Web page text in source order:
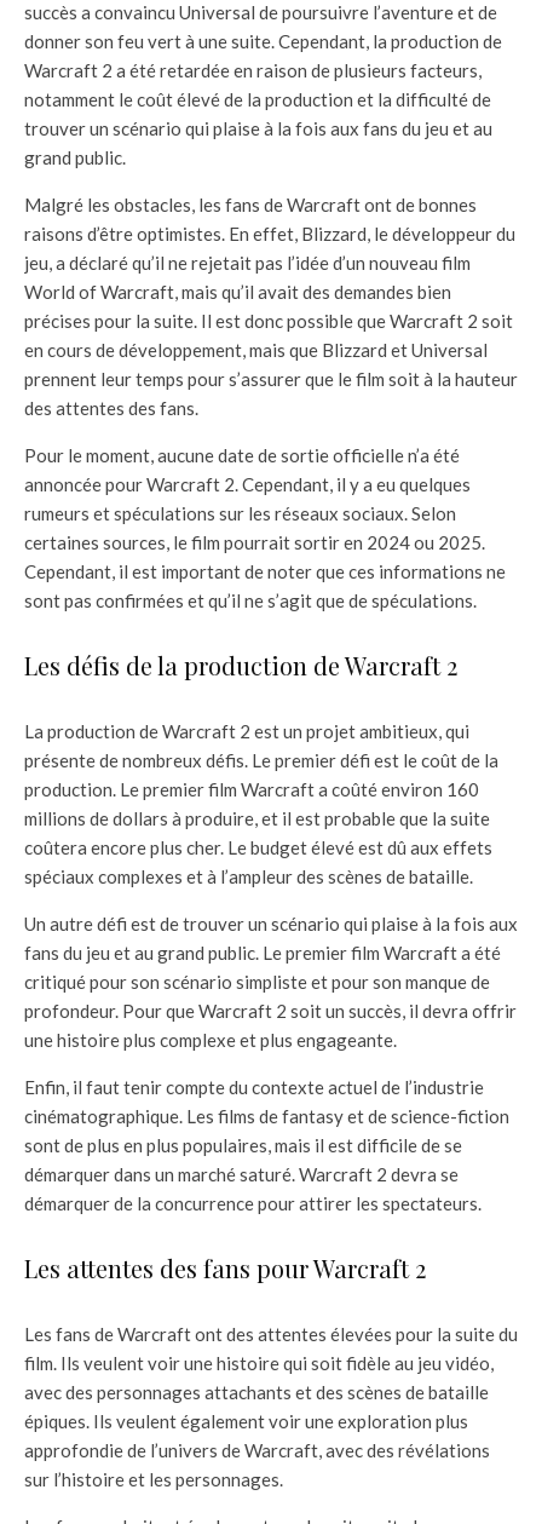
succès a convaincu Universal de poursuivre l’aventure et de
donner son feu vert à une suite. Cependant, la production de
Warcraft 2 a été retardée en raison de plusieurs facteurs,
notamment le coût élevé de la production et la difficulté de
trouver un scénario qui plaise à la fois aux fans du jeu et au
grand public.
Malgré les obstacles, les fans de Warcraft ont de bonnes
raisons d’être optimistes. En effet, Blizzard, le développeur du
jeu, a déclaré qu’il ne rejetait pas l’idée d’un nouveau film
World of Warcraft, mais qu’il avait des demandes bien
précises pour la suite. Il est donc possible que Warcraft 2 soit
en cours de développement, mais que Blizzard et Universal
prennent leur temps pour s’assurer que le film soit à la hauteur
des attentes des fans.
Pour le moment, aucune date de sortie officielle n’a été
annoncée pour Warcraft 2. Cependant, il y a eu quelques
rumeurs et spéculations sur les réseaux sociaux. Selon
certaines sources, le film pourrait sortir en 2024 ou 2025.
Cependant, il est important de noter que ces informations ne
sont pas confirmées et qu’il ne s’agit que de spéculations.
Les défis de la production de Warcraft 2
La production de Warcraft 2 est un projet ambitieux, qui
présente de nombreux défis. Le premier défi est le coût de la
production. Le premier film Warcraft a coûté environ 160
millions de dollars à produire, et il est probable que la suite
coûtera encore plus cher. Le budget élevé est dû aux effets
spéciaux complexes et à l’ampleur des scènes de bataille.
Un autre défi est de trouver un scénario qui plaise à la fois aux
fans du jeu et au grand public. Le premier film Warcraft a été
critiqué pour son scénario simpliste et pour son manque de
profondeur. Pour que Warcraft 2 soit un succès, il devra offrir
une histoire plus complexe et plus engageante.
Enfin, il faut tenir compte du contexte actuel de l’industrie
cinématographique. Les films de fantasy et de science-fiction
sont de plus en plus populaires, mais il est difficile de se
démarquer dans un marché saturé. Warcraft 2 devra se
démarquer de la concurrence pour attirer les spectateurs.
Les attentes des fans pour Warcraft 2
Les fans de Warcraft ont des attentes élevées pour la suite du
film. Ils veulent voir une histoire qui soit fidèle au jeu vidéo,
avec des personnages attachants et des scènes de bataille
épiques. Ils veulent également voir une exploration plus
approfondie de l’univers de Warcraft, avec des révélations
sur l’histoire et les personnages.